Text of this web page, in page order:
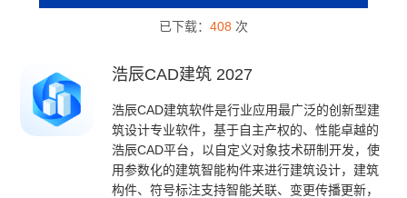
已下载： 408 次
浩辰CAD建筑 2027
浩辰CAD建筑软件是行业应用最广泛的创新型建
筑设计专业软件，基于自主产权的、性能卓越的
浩辰CAD平台，以自定义对象技术研制开发，使
用参数化的建筑智能构件来进行建筑设计，建筑
构件、符号标注支持智能关联、变更传播更新，